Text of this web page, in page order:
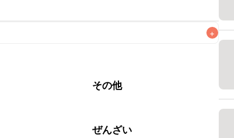
+
早めにお召し上がりください。
その他
ぜんざい